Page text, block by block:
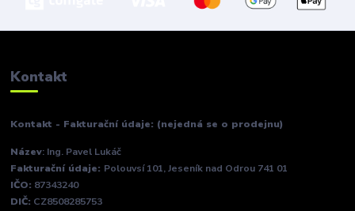
Kontakt
Kontakt - Fakturační údaje: (nejedná se o prodejnu)
Název: Ing. Pavel Lukáč
Fakturační údaje: Polouvsí 101, Jeseník nad Odrou 741 01
IČO: 87343240
DIČ: CZ8508285753